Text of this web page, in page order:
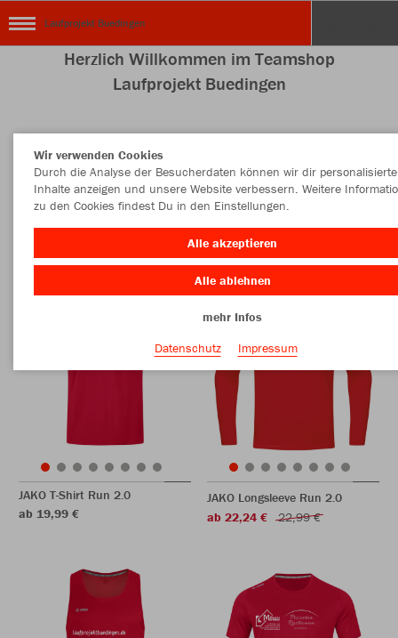
Laufprojekt Buedingen
Herzlich Willkommen im Teamshop
Laufprojekt Buedingen
Nachhaltig Farbe
JAKO T-Shirt Run 2.0
ab 19,99 €
JAKO Longsleeve Run 2.0
ab 22,24 €
22,99 €
Wir verwenden Cookies
Durch die Analyse der Besucherdaten können wir dir personalisierte
Inhalte anzeigen und unsere Website verbessern. Weitere
zu den Cookies findest Du in den Einstellungen.
Alle akzeptieren
Alle ablehnen
mehr Infos
Datenschutz
Impressum